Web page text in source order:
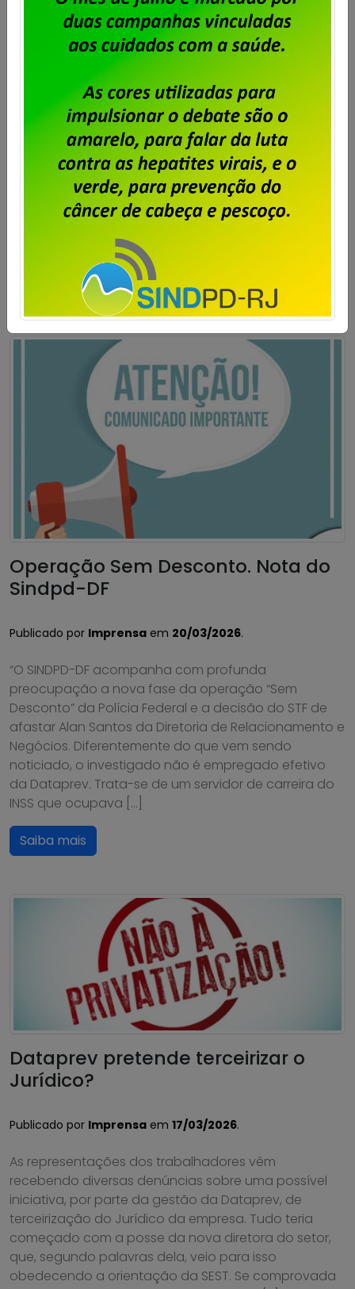
no Rio para o prédio mais caro do
Centro da Cidade
Imprensa
A decisão da direção da Dataprev de abandonar
sua sede própria, em Botafogo, para instalar a
empresa em um prédio alugado no Centro do Rio,
leva aos seus empregados e empregadas a angústia
de trabalhar num local extremamente perigoso. Não
há como considerar essa decisão da empresa
apenas pelo ângulo financeiro. Além da questão
Saiba mais
Operação Sem Desconto. Nota do
Sindpd-DF
Publicado por Imprensa em 20/03/2026.
“O SINDPD-DF acompanha com profunda
preocupação a nova fase da operação “Sem
Desconto” da Polícia Federal e a decisão do STF de
afastar Alan Santos da Diretoria de Relacionamento e
Negócios. Diferentemente do que vem sendo
noticiado, o investigado não é empregado efetivo
da Dataprev. Trata-se de um servidor de carreira do
INSS que ocupava […]
Saiba mais
Dataprev pretende terceirizar o
Jurídico?
Publicado por Imprensa em 17/03/2026.
As representações dos trabalhadores vêm
recebendo diversas denúncias sobre uma possível
iniciativa, por parte da gestão da Dataprev, de
terceirização do Jurídico da empresa. Tudo teria
começado com a posse da nova diretora do setor,
que, segundo palavras dela, veio para isso
obedecendo a orientação da SEST. Se comprovada